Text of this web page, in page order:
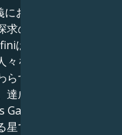
おいて、単に有名
の旅を続ける人間
は、それぞれの状
を鼓舞する手段と
ず、道徳的な信念
成、そして人生の
Gandolfiniは仕事、
です。